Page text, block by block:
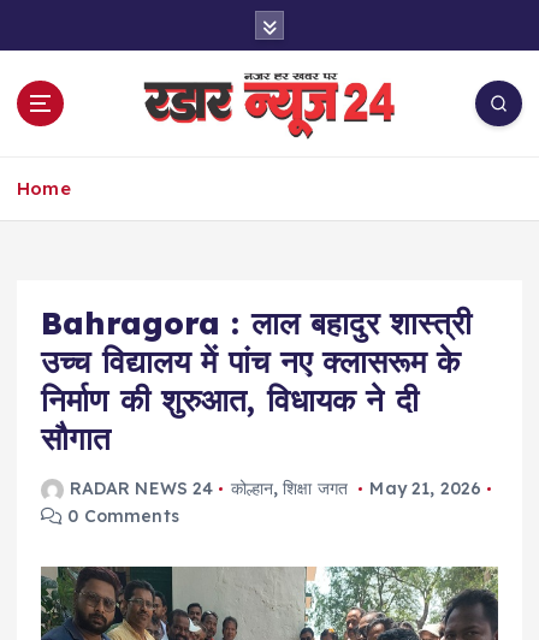
Home
Bahragora : लाल बहादुर शास्त्री
उच्च विद्यालय में पांच नए क्लासरूम के
निर्माण की शुरुआत, विधायक ने दी
सौगात
RADAR NEWS 24 कोल्हान,शिक्षा जगत
May 21, 2026
0 Comments